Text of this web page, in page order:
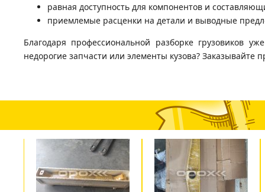
равная доступность для компонентов и
приемлемые расценки на детали и выводные
Благодаря профессиональной разборке грузовиков
недорогие запчасти или элементы кузова? Заказывайте